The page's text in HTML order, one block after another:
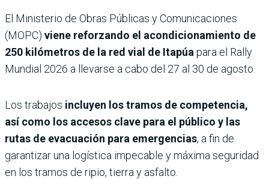
El Ministerio de Obras Públicas y Comunicaciones
(MOPC) viene reforzando el acondicionamiento de
250 kilómetros de la red vial de Itapúa para el Rally
Mundial 2026 a llevarse a cabo del 27 al 30 de agosto.
Los trabajos incluyen los tramos de competencia,
así como los accesos clave para el público y las
rutas de evacuación para emergencias, a fin de
garantizar una logística impecable y máxima seguridad
en los tramos de ripio, tierra y asfalto.